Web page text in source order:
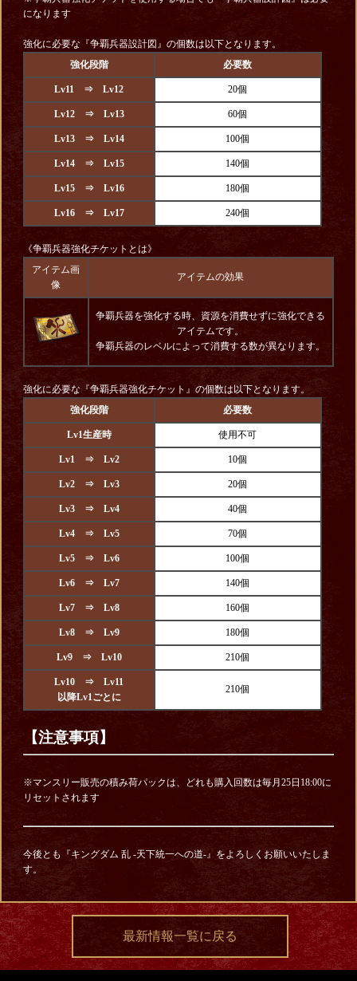
になります
強化に必要な『争覇兵器設計図』の個数は以下となります。
強化段階
必要数
Lv11 ⇒ Lv12 20個
Lv12 ⇒ Lv13 60個
Lv13 ⇒ Lv14 100個
Lv14 ⇒ Lv15 140個
Lv15 ⇒ Lv16 180個
Lv16 ⇒ Lv17 240個
《争覇兵器強化チケットとは》
アイテム画
像
アイテムの効果
争覇兵器を強化する時、資源を消費せずに強化できる
アイテムです。
争覇兵器のレベルによって消費する数が異なります。
強化に必要な『争覇兵器強化チケット』の個数は以下となります。
強化段階
必要数
Lv1生産時 使用不可
Lv1 ⇒ Lv2 10個
Lv2 ⇒ Lv3 20個
Lv3 ⇒ Lv4 40個
Lv4 ⇒ Lv5 70個
Lv5 ⇒ Lv6 100個
Lv6 ⇒ Lv7 140個
Lv7 ⇒ Lv8 160個
Lv8 ⇒ Lv9 180個
Lv9 ⇒ Lv10 210個
Lv10 ⇒ Lv11
以降Lv1ごとに
210個
【注意事項】
※マンスリー販売の積み荷パックは、どれも購入回数は毎月25日18:00に
リセットされます
今後とも『キングダム 乱 -天下統一への道-』をよろしくお願いいたしま
す。
最新情報一覧に戻る